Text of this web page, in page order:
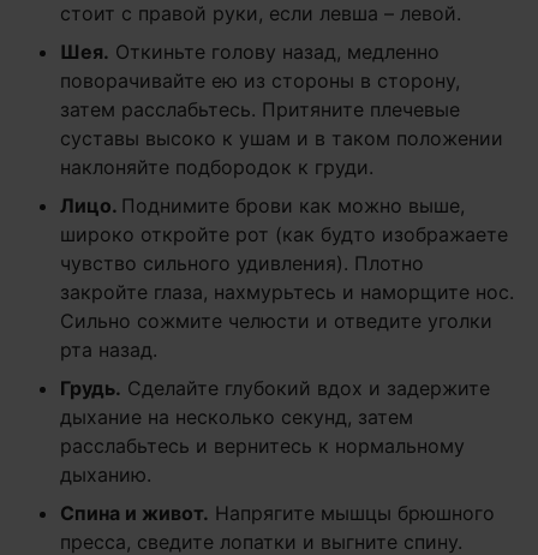
стоит с правой руки, если левша – левой.
Шея. Откиньте голову назад, медленно
поворачивайте ею из стороны в сторону,
затем расслабьтесь. Притяните плечевые
суставы высоко к ушам и в таком положении
наклоняйте подбородок к груди.
Лицо. Поднимите брови как можно выше,
широко откройте рот (как будто изображаете
чувство сильного удивления). Плотно
закройте глаза, нахмурьтесь и наморщите нос.
Сильно сожмите челюсти и отведите уголки
рта назад.
Грудь. Сделайте глубокий вдох и задержите
дыхание на несколько секунд, затем
расслабьтесь и вернитесь к нормальному
дыханию.
Спина и живот. Напрягите мышцы брюшного
пресса, сведите лопатки и выгните спину.